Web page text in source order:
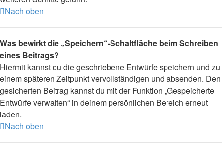
Nach oben
Was bewirkt die „Speichern“-Schaltfläche beim Schreiben
eines Beitrags?
Hiermit kannst du die geschriebene Entwürfe speichern und zu
einem späteren Zeitpunkt vervollständigen und absenden. Den
gesicherten Beitrag kannst du mit der Funktion „Gespeicherte
Entwürfe verwalten“ in deinem persönlichen Bereich erneut
laden.
Nach oben